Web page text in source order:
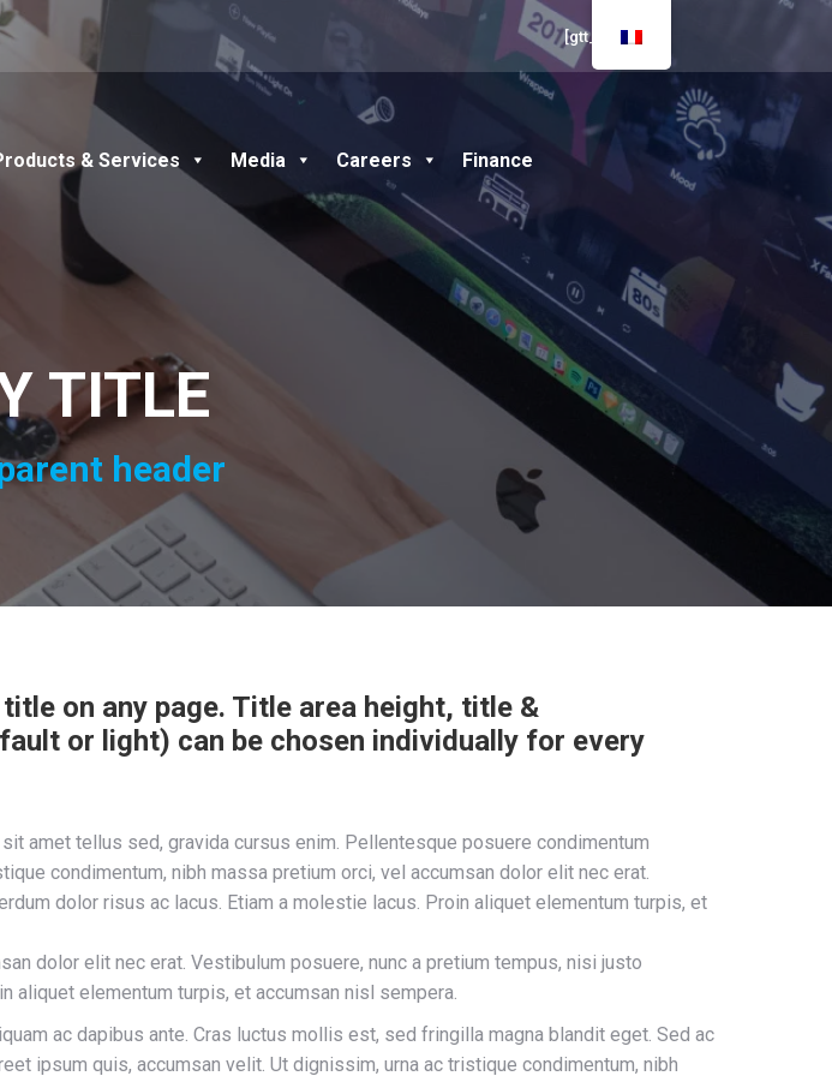
[gtt_live]
& Services Media Careers Finance
TITLE
header
on any page. Title area height, title &
or light) can be chosen individually for every
amet tellus sed, gravida cursus enim. Pellentesque posuere condimentum
condimentum, nibh massa pretium orci, vel accumsan dolor elit nec erat.
dolor risus ac lacus. Etiam a molestie lacus. Proin aliquet elementum turpis, et
dolor elit nec erat. Vestibulum posuere, nunc a pretium tempus, nisi justo
aliquet elementum turpis, et accumsan nisl sempera.
ac dapibus ante. Cras luctus mollis est, sed fringilla magna blandit eget. Sed ac
ipsum quis, accumsan velit. Ut dignissim, urna ac tristique condimentum, nibh